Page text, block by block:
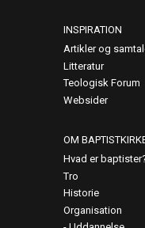
INSPIRATION
Artikler og
Litteratur
Teologisk Forum
Websider
OM
Hvad er
Tro
Historie
Organisation